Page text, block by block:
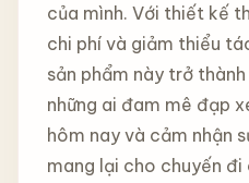
của mình. Với thiết kế
chi phí và giảm thiểu
sản phẩm này trở
những ai đam mê đạp
hôm nay và cảm nhận
mang lại cho chuyến đi